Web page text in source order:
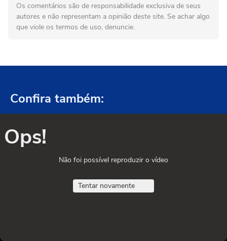
Os comentários são de responsabilidade exclusiva de seus
autores e não representam a opinião deste site. Se achar algo
que viole os termos de uso, denuncie.
Confira também:
Ops!
Não foi possível reproduzir o vídeo
Tentar novamente